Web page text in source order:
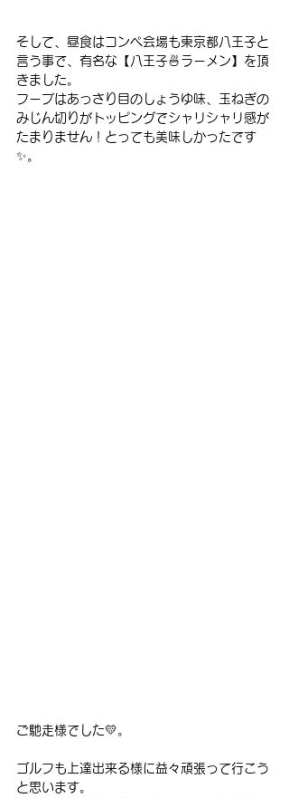
そして、昼食はコンペ会場も東京都八王子と
言う事で、有名な【八王子🍜ラーメン】を頂
きました。
フープはあっさり目のしょうゆ味、玉ねぎの
みじん切りがトッピングでシャリシャリ感が
たまりません！とっても美味しかったです
✨。
ご馳走様でした💛。
ゴルフも上達出来る様に益々頑張って行こう
と思います。